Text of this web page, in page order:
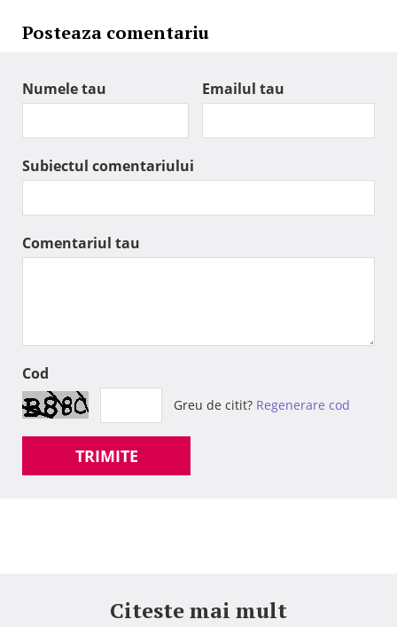
Posteaza comentariu
Numele tau Emailul tau
Subiectul comentariului
Comentariul tau
Cod
Greu de citit? Regenerare cod
TRIMITE
Citeste mai mult